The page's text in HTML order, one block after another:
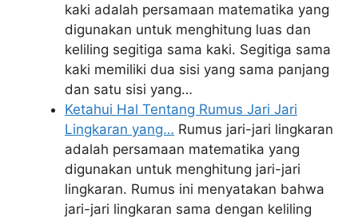
kaki adalah persamaan matematika yang
digunakan untuk menghitung luas dan
keliling segitiga sama kaki. Segitiga sama
kaki memiliki dua sisi yang sama panjang
dan satu sisi yang…
Ketahui Hal Tentang Rumus Jari Jari
Lingkaran yang… Rumus jari-jari lingkaran
adalah persamaan matematika yang
digunakan untuk menghitung jari-jari
lingkaran. Rumus ini menyatakan bahwa
jari-jari lingkaran sama dengan keliling